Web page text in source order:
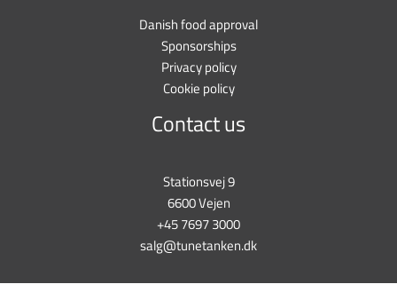
Danish food approval
Sponsorships
Privacy policy
Cookie policy
Contact us
Stationsvej 9
6600 Vejen
+45 7697 3000
salg@tunetanken.dk